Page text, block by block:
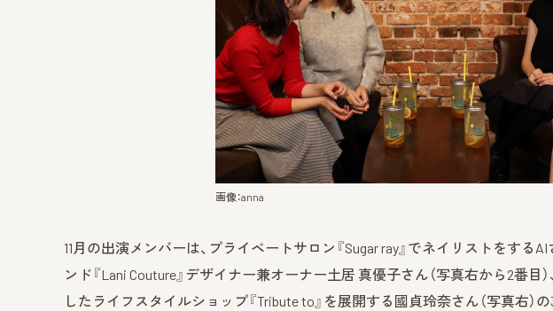
画像：anna
11月の出演メンバーは、プライベートサロン『Sugar ray』でネイリストをする
ンド『Lani Couture』デザイナー兼オーナー土居 真優子さん（写真右から2番
したライフスタイルショップ『Tribute to』を展開する國貞玲奈さん（写真右）の